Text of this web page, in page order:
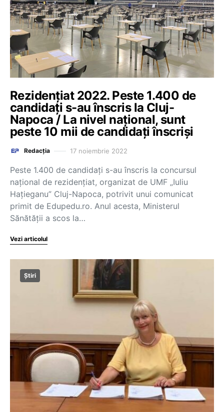
Rezidențiat 2022. Peste 1.400 de
candidați s-au înscris la Cluj-
Napoca / La nivel național, sunt
peste 10 mii de candidați înscriși
Redacția 17 noiembrie 2022
Peste 1.400 de candidați s-au înscris la concursul
național de rezidențiat, organizat de UMF „Iuliu
Hațieganu” Cluj-Napoca, potrivit unui comunicat
primit de Edupedu.ro. Anul acesta, Ministerul
Sănătății a scos la…
Vezi articolul
Știri